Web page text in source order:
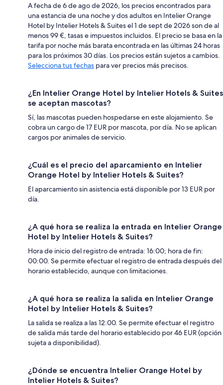
A fecha de 6 de ago de 2026, los precios encontrados para
una estancia de una noche y dos adultos en Intelier Orange
Hotel by Intelier Hotels & Suites el 1 de sept de 2026 son de al
menos 99 €, tasas e impuestos incluidos. El precio se basa en la
tarifa por noche más barata encontrada en las últimas 24 horas
para los próximos 30 días. Los precios están sujetos a cambios.
Selecciona tus fechas para ver precios más precisos.
¿En Intelier Orange Hotel by Intelier Hotels & Suites
se aceptan mascotas?
Sí, las mascotas pueden hospedarse en este alojamiento. Se
cobra un cargo de 17 EUR por mascota, por día. No se aplican
cargos por animales de servicio.
¿Cuál es el precio del aparcamiento en Intelier
Orange Hotel by Intelier Hotels & Suites?
El aparcamiento sin asistencia está disponible por 13 EUR por
día.
¿A qué hora se realiza la entrada en Intelier Orange
Hotel by Intelier Hotels & Suites?
Hora de inicio del registro de entrada: 16:00; hora de fin:
00:00. Se permite efectuar el registro de entrada después del
horario establecido, aunque con limitaciones.
¿A qué hora se realiza la salida en Intelier Orange
Hotel by Intelier Hotels & Suites?
La salida se realiza a las 12:00. Se permite efectuar el registro
de salida más tarde del horario establecido por 46 EUR (opción
sujeta a disponibilidad).
¿Dónde se encuentra Intelier Orange Hotel by
Intelier Hotels & Suites?